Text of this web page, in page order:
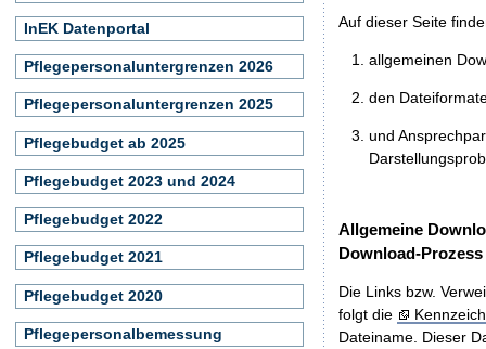
Auf dieser Seite
allgemeinen
den
und
Allgemeine
Download-Prozess
Die Links bzw.
folgt die
Dateiname. Dieser
InEK Datenportal
Pflegepersonaluntergrenzen 2026
Pflegepersonaluntergrenzen 2025
Pflegebudget ab 2025
Pflegebudget 2023 und 2024
Pflegebudget 2022
Pflegebudget 2021
Pflegebudget 2020
Pflegepersonalbemessung